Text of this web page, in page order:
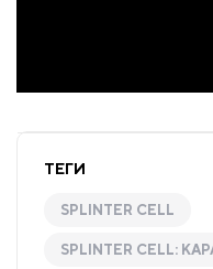
ТЕГИ
SPLINTER CELL
SPLINTER CELL: